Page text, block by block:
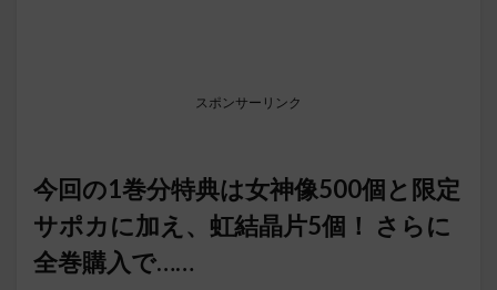
スポンサーリンク
今回の1巻分特典は女神像500個と限定
サポカに加え、虹結晶片5個！ さらに
全巻購入で……